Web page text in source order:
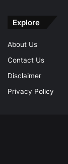
Explore
About Us
Contact Us
Disclaimer
Privacy Policy